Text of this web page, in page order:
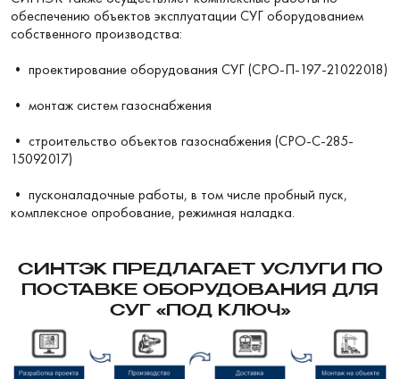
обеспечению объектов эксплуатации СУГ оборудованием
собственного производства:
• проектирование оборудования СУГ (СРО-П-197-21022018)
• монтаж систем газоснабжения
• строительство объектов газоснабжения (СРО-С-285-
15092017)
• пусконаладочные работы, в том числе пробный пуск,
комплексное опробование, режимная наладка.
СИНТЭК ПРЕДЛАГАЕТ УСЛУГИ ПО
ПОСТАВКЕ ОБОРУДОВАНИЯ ДЛЯ
СУГ «ПОД КЛЮЧ»